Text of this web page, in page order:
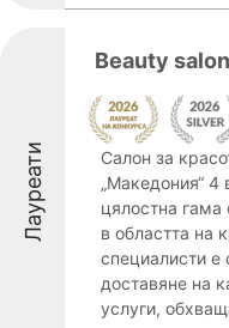
Лауреати
Beauty
Салон за
„Македония“ 4
цялостна гама
в областта на
специалисти е
доставяне на
услуги,